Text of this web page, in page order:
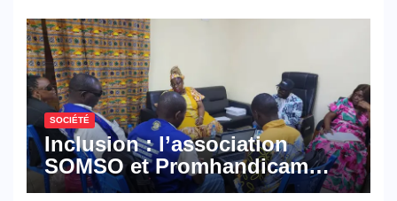
SOCIÉTÉ
Inclusion : l’association
SOMSO et Promhandicam
militent en faveur d’une